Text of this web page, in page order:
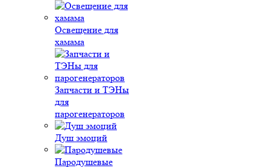
Освещение для
хамама
Запчасти и ТЭНы
для
парогенераторов
Душ эмоций
Пародушевые